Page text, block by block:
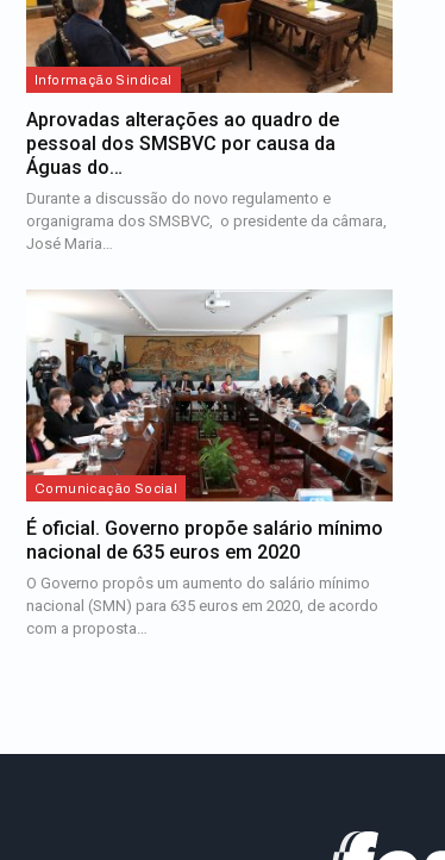
Informação Sindical
Aprovadas alterações ao quadro de
pessoal dos SMSBVC por causa da
Águas do…
Durante a discussão do novo regulamento e
organigrama dos SMSBVC, o presidente da câmara,
José Maria…
Comunicação Social
É oficial. Governo propõe salário mínimo
nacional de 635 euros em 2020
O Governo propôs um aumento do salário mínimo
nacional (SMN) para 635 euros em 2020, de acordo
com a proposta…